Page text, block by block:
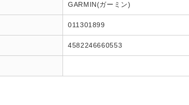
GARMIN(ガーミン)
011301899
4582246660553